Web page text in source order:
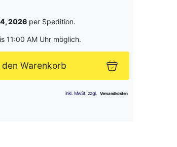
2026 per Spedition.
11:00 AM Uhr möglich.
den Warenkorb